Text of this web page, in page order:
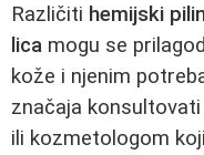
Različiti hemijski
lica mogu se
kože i njenim
značaja
ili kozmetologom